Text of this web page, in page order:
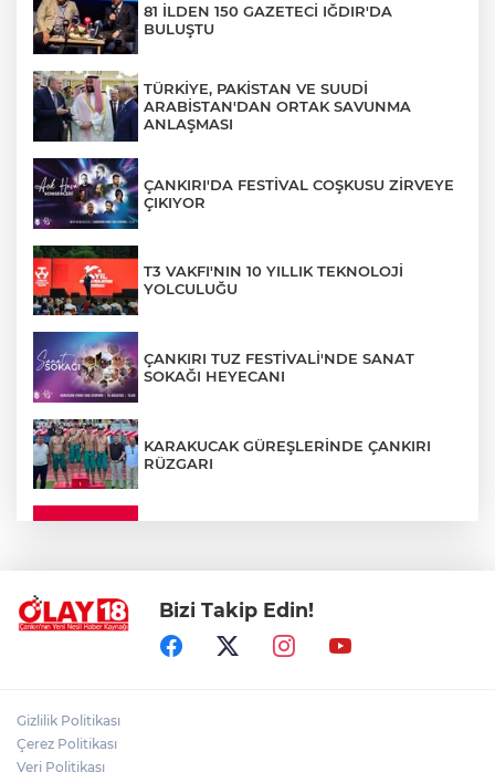
81 İLDEN 150 GAZETECİ IĞDIR'DA
BULUŞTU
TÜRKİYE, PAKİSTAN VE SUUDİ
ARABİSTAN'DAN ORTAK SAVUNMA
ANLAŞMASI
ÇANKIRI'DA FESTİVAL COŞKUSU ZİRVEYE
ÇIKIYOR
T3 VAKFI'NIN 10 YILLIK TEKNOLOJİ
YOLCULUĞU
ÇANKIRI TUZ FESTİVALİ'NDE SANAT
SOKAĞI HEYECANI
KARAKUCAK GÜREŞLERİNDE ÇANKIRI
RÜZGARI
ADEM YAYLACI ELDİVAN'DA DUALARLA
TOPRAĞA VERİLDİ
Bizi Takip Edin!
Gizlilik Politikası
Çerez Politikası
Veri Politikası